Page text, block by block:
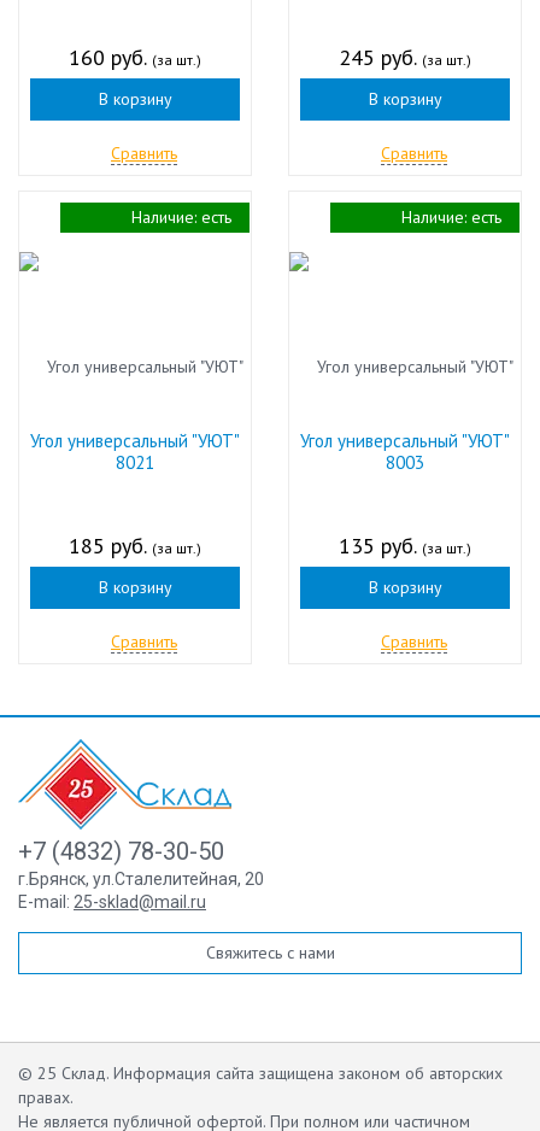
160 руб. (за шт.)
В корзину
Сравнить
245 руб. (за шт.)
В корзину
Сравнить
Угол универсальный "УЮТ"
8021
185 руб. (за шт.)
В корзину
Сравнить
Наличие: есть
Угол универсальный "УЮТ"
8003
135 руб. (за шт.)
В корзину
Сравнить
Наличие: есть
+7 (4832) 78-30-50
г.Брянск, ул.Сталелитейная, 20
E-mail: 25-sklad@mail.ru
Свяжитесь с нами
© 25 Склад. Информация сайта защищена законом об авторских
правах.
Не является публичной офертой. При полном или частичном